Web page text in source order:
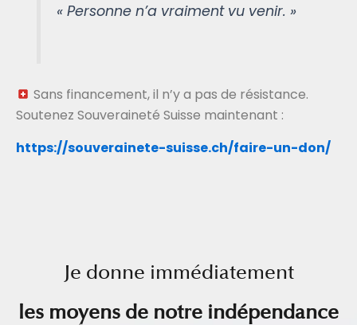
« Personne n’a vraiment vu venir. »
Sans financement, il n’y a pas de résistance.
Soutenez Souveraineté Suisse maintenant :
https://souverainete-suisse.ch/faire-un-don/
Je donne immédiatement
les moyens de notre indépendance